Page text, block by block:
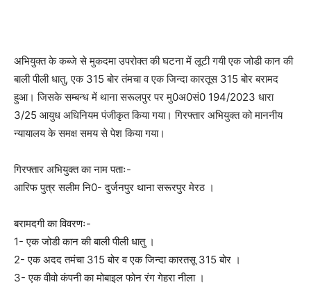
अभियुक्त के कब्जे से मुकदमा उपरोक्त की घटना में लूटी गयी एक जोडी कान की
बाली पीली धातु, एक 315 बोर तंमचा व एक जिन्दा कारतूस 315 बोर बरामद
हुआ। जिसके सम्बन्ध में थाना सरूलपुर पर मु0अ0सं0 194/2023 धारा
3/25 आयुध अधिनियम पंजीकृत किया गया। गिरफ्तार अभियुक्त को माननीय
न्यायालय के समक्ष समय से पेश किया गया।
गिरफ्तार अभियुक्त का नाम पताः-
आरिफ पुत्र सलीम नि0- दुर्जनपुर थाना सरूरपुर मेरठ ।
बरामदगी का विवरणः-
1- एक जोडी कान की बाली पीली धातु ।
2- एक अदद तमंचा 315 बोर व एक जिन्दा कारतसू 315 बोर ।
3- एक वीवो कंपनी का मोबाइल फोन रंग गेहरा नीला ।